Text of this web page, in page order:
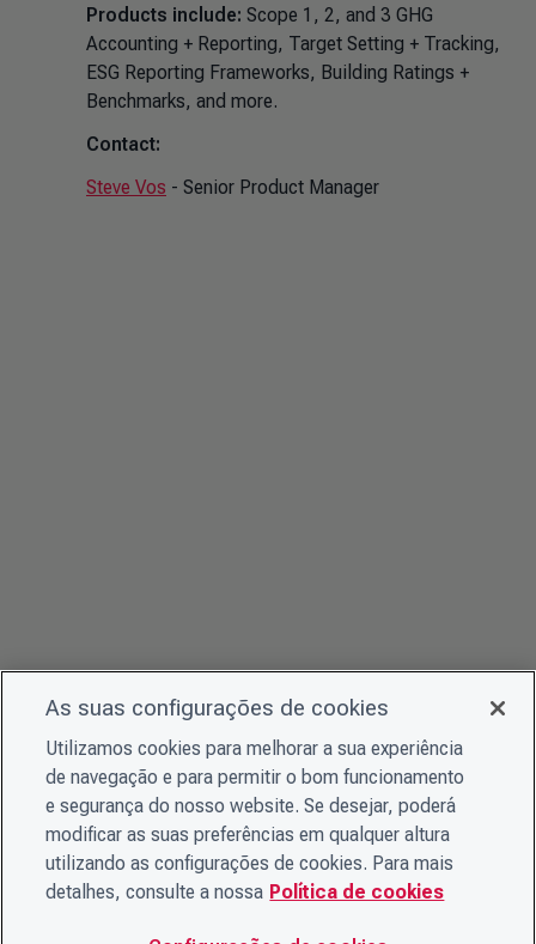
Products include: Scope 1, 2, and 3 GHG
Accounting + Reporting, Target Setting + Tracking,
ESG Reporting Frameworks, Building Ratings +
Benchmarks, and more.
Contact:
Steve Vos - Senior Product Manager
As suas configurações de cookies
Utilizamos cookies para melhorar a sua experiência
de navegação e para permitir o bom funcionamento
e segurança do nosso website. Se desejar, poderá
modificar as suas preferências em qualquer altura
utilizando as configurações de cookies. Para mais
detalhes, consulte a nossa Política de cookies